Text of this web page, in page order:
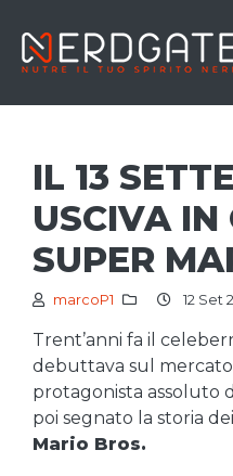
IL 13
USCIVA IN
SUPER
marcoP1 12 Set
Trent’anni fa il
debuttava sul
protagonista assoluto
poi segnato la storia
Mario Bros.